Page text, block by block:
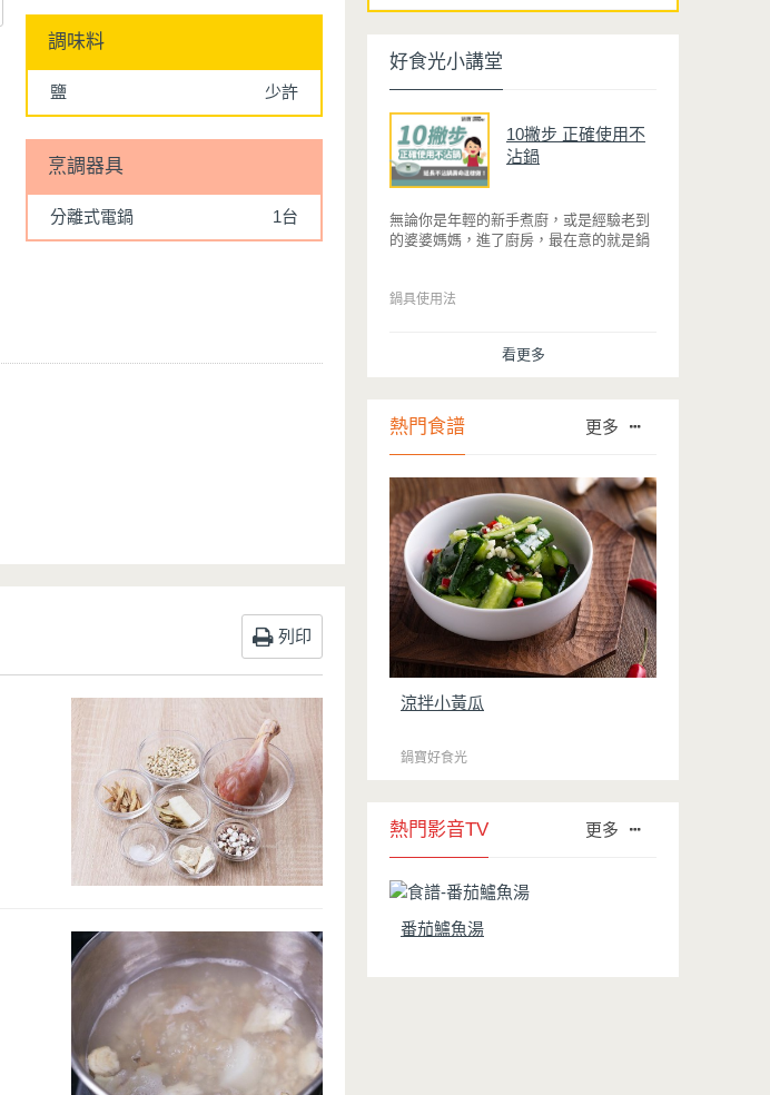
調味料
鹽 少許
烹調器具
分離式電鍋 1台
列印
好食光小講堂
10撇步 正確使用不
沾鍋
無論你是年輕的新手煮廚，或是經驗老到
的婆婆媽媽，進了廚房，最在意的就是鍋
的問題後，就深受普羅大眾的喜愛，而鍋
金鑽不沾系列的鍋具，更年年穩居銷售排
您！
鍋具使用法
看更多
熱門食譜 更多
涼拌小黃瓜
鍋寶好食光
熱門影音TV 更多
番茄鱸魚湯